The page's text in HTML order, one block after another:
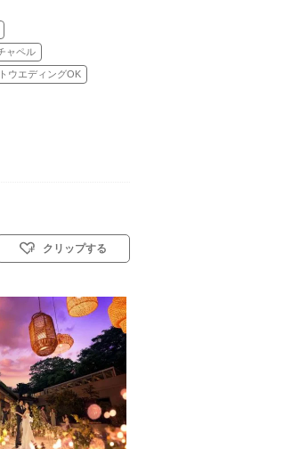
ャペル
ウエディングOK
クリップする